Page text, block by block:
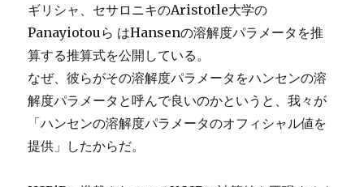
ギリシャ、セサロニキのAristotle大学の
Panayiotouら はHansenの溶解度パラメータを推
算する推算式を公開している。
なぜ、彼らがその溶解度パラメータをハンセンの溶
解度パラメータと呼んで良いのかというと、我々が
「ハンセンの溶解度パラメータのオフィシャル値を
提供」したからだ。